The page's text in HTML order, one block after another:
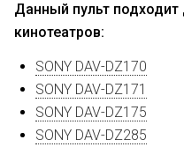
Данный пульт
кинотеатров:
SONY DAV-DZ170
SONY DAV-DZ171
SONY DAV-DZ175
SONY DAV-DZ285